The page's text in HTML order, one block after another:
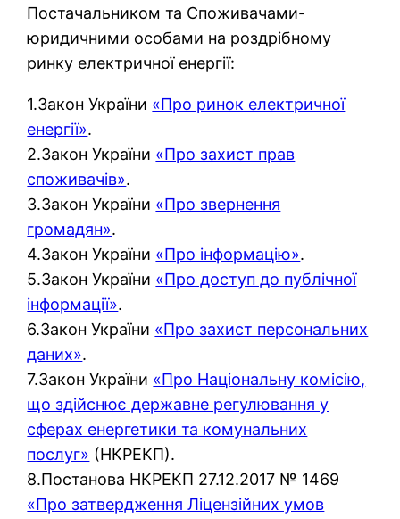
Постачальником та Споживачами-
юридичними особами на роздрібному
ринку електричної енергії:
1.Закон України «Про ринок електричної
енергії».
2.Закон України «Про захист прав
споживачів».
3.Закон України «Про звернення
громадян».
4.Закон України «Про інформацію».
5.Закон України «Про доступ до публічної
інформації».
6.Закон України «Про захист персональних
даних».
7.Закон України «Про Національну комісію,
що здійснює державне регулювання у
сферах енергетики та комунальних
послуг» (НКРЕКП).
8.Постанова НКРЕКП 27.12.2017 № 1469
«Про затвердження Ліцензійних умов